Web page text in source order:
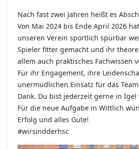
Nach fast zwei Jahren heißt es
Von Mai 2024 bis Ende April 2026
unseren Verein sportlich spürbar
Spieler fitter gemacht und ihr
allem auch praktisches Fachwissen
Für ihr Engagement, ihre
unermüdlichen Einsatz für das
Dank. Du bist jederzeit gerne in Igel
Für die neue Aufgabe in Wittlich
Erfolg und alles Gute!
#wirsindderhsc